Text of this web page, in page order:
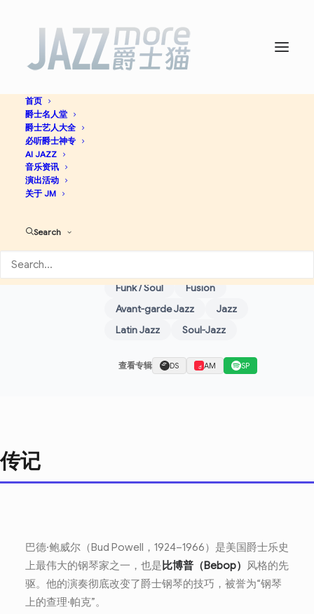
首页
爵士名人堂
爵士艺人大全
必听爵士神专
AI JAZZ
音乐资讯
演出活动
关于 JM
Search
传奇
Funk / Soul
Fusion
Avant-garde Jazz
Jazz
Latin Jazz
Soul-Jazz
查看专辑 DS AM SP
传记
巴德·鲍威尔（Bud Powell，1924–1966）是美国爵士乐史
上最伟大的钢琴家之一，也是 比博普（Bebop）
风格的先
驱。他的演奏彻底改变了爵士钢琴的技巧，被誉为“钢琴
上的查理·帕克”。